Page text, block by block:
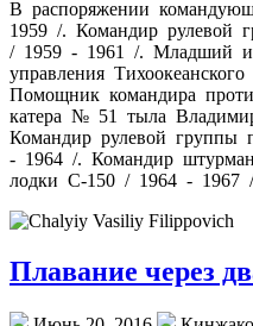
В распоряжении
1959 /. Командир рулевой
/ 1959 - 1961 /. Младший
управления
Помощник командира
катера № 51 тыла
Командир рулевой группы
- 1964 /. Командир
лодки С-150 / 1964 - 1967
Плавание через